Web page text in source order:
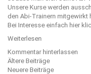
Unsere Kurse werden
den Abi-Trainern mitgewirkt
Bei Interesse einfach hier
Weiterlesen
Kommentar hinterlassen
Beitragsnavigation
Ältere Beiträge
Neuere Beiträge